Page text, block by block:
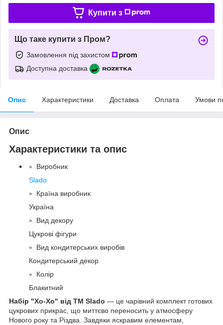
Купити з
Що таке купити з Пром?
Замовлення під захистом
Доступна доставка
Опис Характеристики Доставка Оплата Умови
Опис
Характеристики та опис
Виробник
Slado
Країна виробник
Україна
Вид декору
Цукрові фігури
Вид кондитерських виробів
Кондитерський декор
Колір
Блакитний
Набір "Хо-Хо" від ТМ Slado — це чарівний комплект готових
цукрових прикрас, що миттєво переносить у атмосферу
Нового року та Різдва. Завдяки яскравим елементам,